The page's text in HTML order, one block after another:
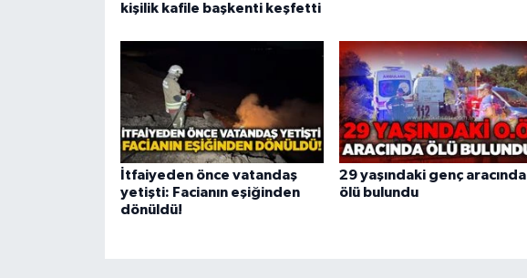
kişilik kafile başkenti keşfetti
İtfaiyeden önce vatandaş
yetişti: Facianın eşiğinden
dönüldü!
29 yaşındaki genç aracında
ölü bulundu